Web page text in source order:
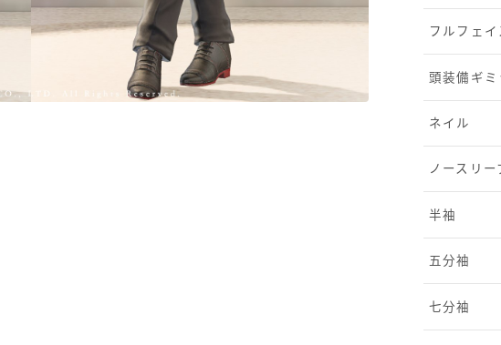
八分袖
東方風デザイン
フルフェイ
頭装備ギミ
ネイル
ノースリー
半袖
五分袖
七分袖